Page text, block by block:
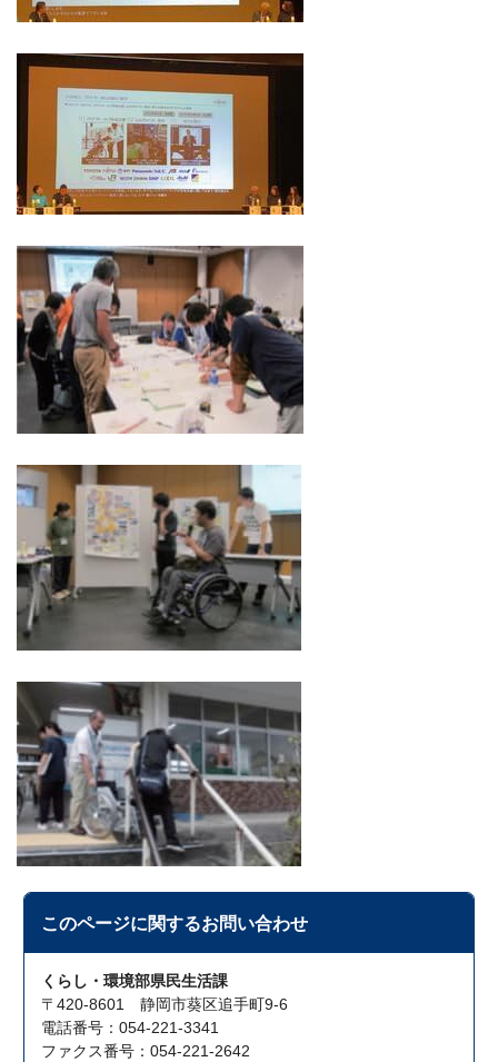
このページに関するお問い合わせ
くらし・環境部県民生活課
〒420-8601 静岡市葵区追手町9-6
電話番号：054-221-3341
ファクス番号：054-221-2642